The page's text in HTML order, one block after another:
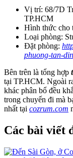
Vị trí: 68/7D
TP.HCM
Hình thức cho
Loại phòng:
Đặt phòng:
phuong-tan-
Bên trên là tổng hợp
tại TP.HCM. Ngoài
khác phân bổ đều
trong chuyến đi mà
nhất tại cozrum.com
Các bài viết